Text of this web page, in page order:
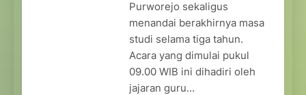
Purworejo sekaligus
menandai berakhirnya masa
studi selama tiga tahun.
Acara yang dimulai pukul
09.00 WIB ini dihadiri oleh
jajaran guru…